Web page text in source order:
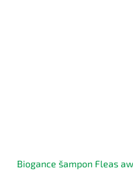
Biogance šampon Fleas